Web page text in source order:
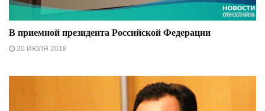
В приемной президента Российской Федерации
20 ИЮЛЯ 2018